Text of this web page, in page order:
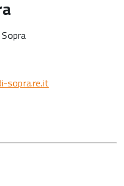
sopra.re.it